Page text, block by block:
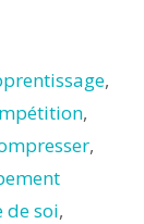
,
,
,
de soi,